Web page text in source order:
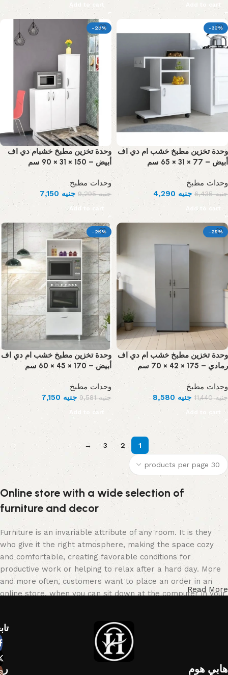
Add to cart
Add to cart
-33%
وحدة تخزين مطبخ خشب ام دي اف
أبيض – 77 × 31 × 65 سم
وحدات مطبخ
جنيه6,435 جنيه
Add to cart
-23%
وحدة تخزين مطبخ خشبام دي اف
أبيض – 150 × 31 × 90 سم
وحدات مطبخ
جنيه9,295 جنيه
Add to cart
-25%
وحدة تخزين مطبخ خشب ام دي اف
رمادي – 175 × 42 × 70 سم
وحدات مطبخ
جنيه11,440 جنيه
Add to cart
-25%
وحدة تخزين مطبخ خشب ام دي اف
أبيض – 170 × 45 × 60 سم
وحدات مطبخ
جنيه9,581 جنيه
Add to cart
1
2
3
→
Online store with a wide selection of
furniture and decor
Furniture is an invariable attribute of any room. It is they
who give it the right atmosphere, making the space cozy
and comfortable, creating favorable conditions for
productive work or helping to relax after a hard day. More
and more often, customers want to place an order in an
online store, when you can sit down at the computer in your
of furniture: both home and office furniture are available.
Furniture production is a modern form of art
Read More
هابي هوم​